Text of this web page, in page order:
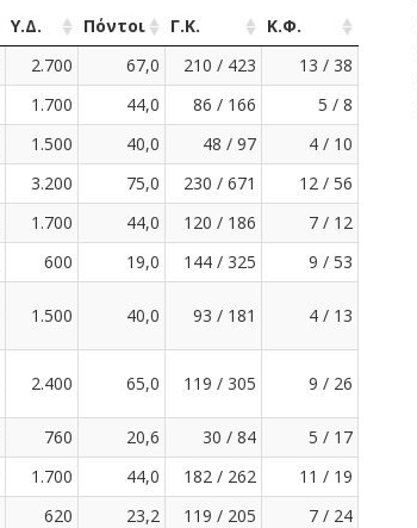
Υ.Δ. Πόντοι Γ.Κ.
Κ.Φ.
2.700 67,0 210 / 423
13 / 38
1.700 44,0 86 / 166
5 / 8
1.500 40,0 48 / 97
4 / 10
3.200 75,0 230 / 671
12 / 56
1.700 44,0 120 / 186
7 / 12
600 19,0 144 / 325
9 / 53
1.500 40,0 93 / 181 4 / 13
2.400 65,0 119 / 305 9 / 26
760 20,6 30 / 84
5 / 17
1.700 44,0 182 / 262
11 / 19
620 23,2 119 / 205
7 / 24